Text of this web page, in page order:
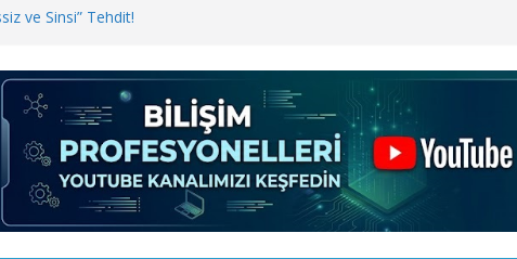
ve Sinsi” Tehdit!
Bugün BulutTahsilat’ta
Kemal Oral Tüm Sorularımızı